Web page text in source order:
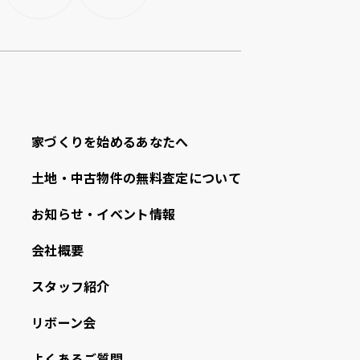
家づくりを始めるあなたへ
⼟地・中古物件の無料査定について
お知らせ・イベント情報
会社概要
スタッフ紹介
リボーン会